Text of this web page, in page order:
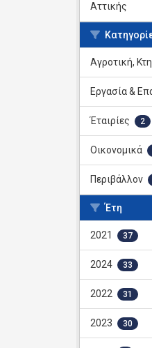
Αττικής
Αγροτική,
Εργασία &
Έταιρίες 2
Οικονομικά
Περιβάλλον
Έτη
2021 37
2024 33
2022 31
2023 30